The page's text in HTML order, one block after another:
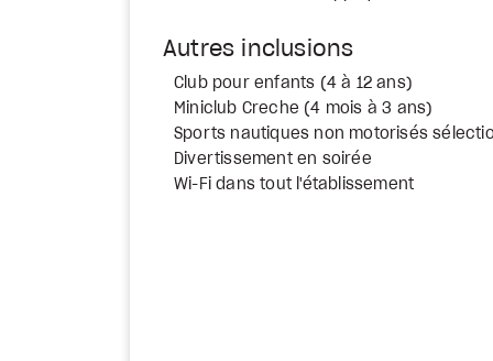
Autres inclusions
Club pour enfants (4 à 12 ans)
Miniclub Creche (4 mois à 3 ans)
Sports nautiques non motorisés
Divertissement en soirée
Wi-Fi dans tout l'établissement